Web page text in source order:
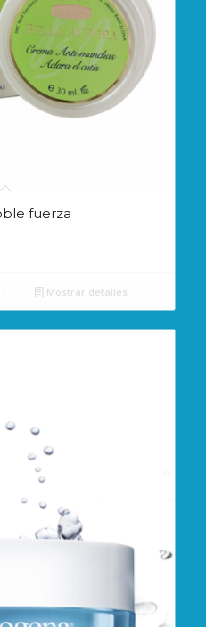
fuerza
Mostrar detalles